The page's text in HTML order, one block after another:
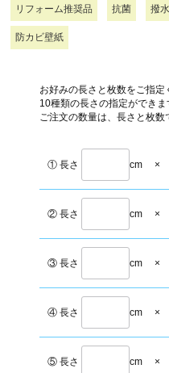
リフォーム推奨品 抗菌 撥
防カビ壁紙
お好みの長さと枚数をご指定
10種類の長さの指定ができま
ご注文の数量は、長さと枚数
① 長さ cm ×
② 長さ cm ×
③ 長さ cm ×
④ 長さ cm ×
⑤ 長さ cm ×